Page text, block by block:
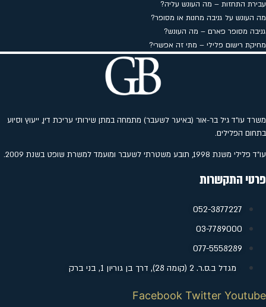
עבירת התחזות – מה העונש עליה?
מה העונש על גניבה מחנות או מסופר?
גניבה מסופר פארם – מה העונש?
מחיקת רישום פלילי – מתי זה אפשרי?
משרד עו"ד גיל בר-אור (באיער לשעבר) מתמחה במתן שירותי עריכת דין, ייעוץ וסיוע
בתחום הפלילים.
עו"ד פלילי משנת 1998, תובע משטרתי לשעבר ומועמד למשרת שופט בשנת 2009.
פרטי התקשרות
052-3877227
‭03-7789000
077-5558289
מגדל ב.ס.ר. 2 (קומה 28), דרך בן גוריון 1, בני ברק
Facebook Twitter Youtube